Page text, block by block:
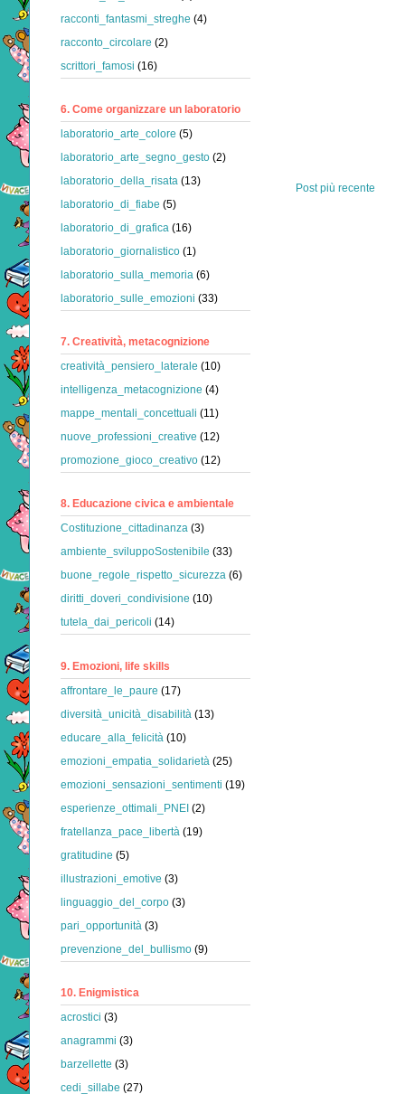
Post più recente
racconti_fantasmi_streghe (4)
racconto_circolare (2)
scrittori_famosi (16)
6. Come organizzare un laboratorio
laboratorio_arte_colore (5)
laboratorio_arte_segno_gesto (2)
laboratorio_della_risata (13)
laboratorio_di_fiabe (5)
laboratorio_di_grafica (16)
laboratorio_giornalistico (1)
laboratorio_sulla_memoria (6)
laboratorio_sulle_emozioni (33)
7. Creatività, metacognizione
creatività_pensiero_laterale (10)
intelligenza_metacognizione (4)
mappe_mentali_concettuali (11)
nuove_professioni_creative (12)
promozione_gioco_creativo (12)
8. Educazione civica e ambientale
Costituzione_cittadinanza (3)
ambiente_sviluppoSostenibile (33)
buone_regole_rispetto_sicurezza (6)
diritti_doveri_condivisione (10)
tutela_dai_pericoli (14)
9. Emozioni, life skills
affrontare_le_paure (17)
diversità_unicità_disabilità (13)
educare_alla_felicità (10)
emozioni_empatia_solidarietà (25)
emozioni_sensazioni_sentimenti (19)
esperienze_ottimali_PNEI (2)
fratellanza_pace_libertà (19)
gratitudine (5)
illustrazioni_emotive (3)
linguaggio_del_corpo (3)
pari_opportunità (3)
prevenzione_del_bullismo (9)
10. Enigmistica
acrostici (3)
anagrammi (3)
barzellette (3)
cedi_sillabe (27)